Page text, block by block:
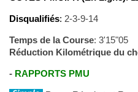
Disqualifiés: 2-3-9-14
Temps de la Course: 3'15"05
Réduction Kilométrique du
- RAPPORTS PMU